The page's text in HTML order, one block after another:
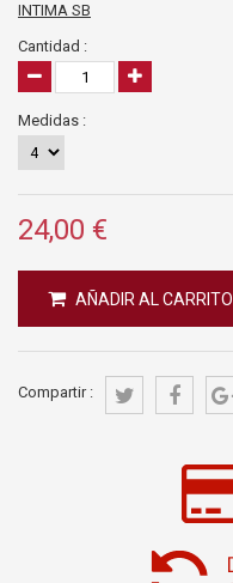
INTIMA SB
Cantidad :
Medidas :
24,00 €
AÑADIR AL CARRITO
Compartir :